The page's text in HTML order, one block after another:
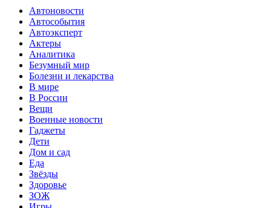
Автоновости
Автособытия
Автоэксперт
Актеры
Аналитика
Безумный мир
Болезни и лекарства
В мире
В России
Вещи
Военные новости
Гаджеты
Дети
Дом и сад
Еда
Звёзды
Здоровье
ЗОЖ